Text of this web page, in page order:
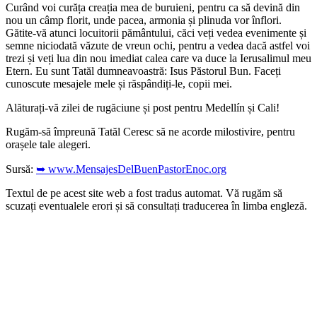
Curând voi curăța creația mea de buruieni, pentru ca să devină din
nou un câmp florit, unde pacea, armonia și plinuda vor înflori.
Gătite-vă atunci locuitorii pământului, căci veți vedea evenimente și
semne niciodată văzute de vreun ochi, pentru a vedea dacă astfel voi
trezi și veți lua din nou imediat calea care va duce la Ierusalimul meu
Etern. Eu sunt Tatăl dumneavoastră: Isus Păstorul Bun. Faceți
cunoscute mesajele mele și răspândiți-le, copii mei.
Alăturați-vă zilei de rugăciune și post pentru Medellín și Cali!
Rugăm-să împreună Tatăl Ceresc să ne acorde milostivire, pentru
orașele tale alegeri.
Sursă: ➥ www.MensajesDelBuenPastorEnoc.org
Textul de pe acest site web a fost tradus automat. Vă rugăm să
scuzați eventualele erori și să consultați traducerea în limba engleză.